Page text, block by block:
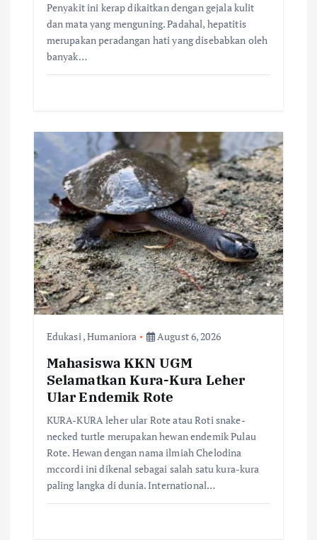
Penyakit ini kerap dikaitkan dengan gejala kulit
dan mata yang menguning. Padahal, hepatitis
merupakan peradangan hati yang disebabkan oleh
banyak…
Edukasi,Humaniora August 6, 2026
Mahasiswa KKN UGM
Selamatkan Kura-Kura Leher
Ular Endemik Rote
KURA-KURA leher ular Rote atau Roti snake-
necked turtle merupakan hewan endemik Pulau
Rote. Hewan dengan nama ilmiah Chelodina
mccordi ini dikenal sebagai salah satu kura-kura
paling langka di dunia. International…